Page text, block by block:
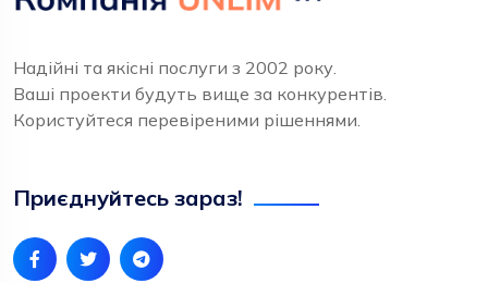
Надійні та якісні послуги з 2002 року.
Ваші проекти будуть вище за конкурентів.
Користуйтеся перевіреними рішеннями.
Приєднуйтесь зараз!